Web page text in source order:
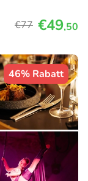
€77 €49,50
46% Rabatt